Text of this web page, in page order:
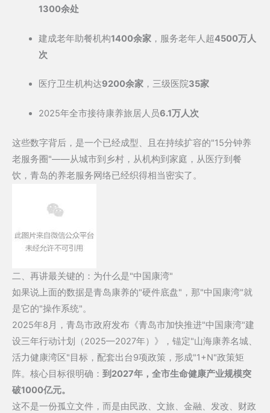
1300余处
建成老年助餐机构1400余家，服务老年人超4500万人
次
医疗卫生机构达9200余家，三级医院35家
2025年全市接待康养旅居人员6.1万人次
这些数字背后，是一个已经成型、且在持续扩容的"15分钟养
老服务圈"——从城市到乡村，从机构到家庭，从医疗到餐
饮，青岛的养老服务网络已经织得相当密实了。
二、再讲最关键的：为什么是"中国康湾"
如果说上面的数据是青岛康养的"硬件底盘"，那"中国康湾"就
是它的"操作系统"。
2025年8月，青岛市政府发布《青岛市加快推进"中国康湾"建
设三年行动计划（2025—2027年）》，锚定"山海康养名城、
活力健康湾区"目标，配套出台9项政策，形成"1+N"政策矩
阵。核心目标很明确： 到2027年，全市生命健康产业规模突
破1000亿元。
这不是一份孤立文件，而是由民政、文旅、金融、发改、财政